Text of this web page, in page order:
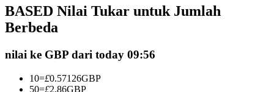
Bergabunglah dengan pedagang top
BASED Nilai Tukar untuk Jumlah
Berbeda
nilai ke GBP dari today 09:56
10=£0.57126GBP
50=£2.86GBP